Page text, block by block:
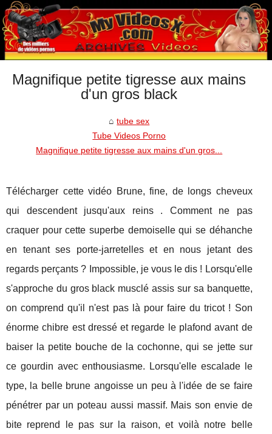
Magnifique petite tigresse aux mains
d'un gros black
tube sex
Tube Videos Porno
Magnifique petite tigresse aux mains d'un gros...
Télécharger cette vidéo Brune, fine, de longs cheveux
qui descendent jusqu'aux reins . Comment ne pas
craquer pour cette superbe demoiselle qui se déhanche
en tenant ses porte-jarretelles et en nous jetant des
regards perçants ? Impossible, je vous le dis ! Lorsqu'elle
s'approche du gros black musclé assis sur sa banquette,
on comprend qu'il n'est pas là pour faire du tricot ! Son
énorme chibre est dressé et regarde le plafond avant de
baiser la petite bouche de la cochonne, qui se jette sur
ce gourdin avec enthousiasme. Lorsqu'elle escalade le
type, la belle brune angoisse un peu à l'idée de se faire
pénétrer par un poteau aussi massif. Mais son envie de
bite reprend le pas sur la raison, et voilà notre belle